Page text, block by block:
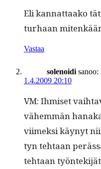
Eli kan­nat­taako
turhaan
Vastaa
solenoidi sanoo:
1.4.2009 20:10
VM: Ihmiset
vähem­män
viimek­si käynyt
tyn tehtaan
tehtaan